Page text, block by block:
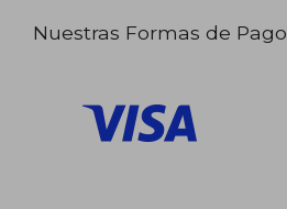
Nuestras Formas de Pago